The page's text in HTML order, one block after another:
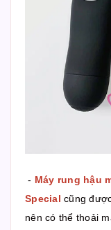
- Máy rung hậu
Special cũng
nên có thể thoải